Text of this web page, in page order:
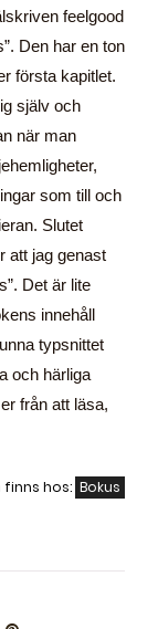
feelgood
Den har en ton
första kapitlet.
själv och
när man
som till och
Slutet
att jag genast
Det är lite
innehåll
typsnittet
och härliga
från att läsa,
finns hos: Bokus